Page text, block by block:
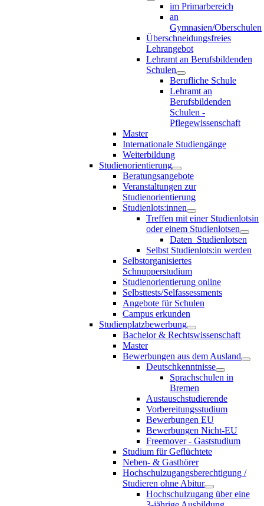
im Primarbereich
an
Gymnasien/Oberschulen
Überschneidungsfreies
Lehrangebot
Lehramt an Berufsbildenden
Schulen
Berufliche Schule
Lehramt an
Berufsbildenden
Schulen -
Pflegewissenschaft
Master
Internationale Studiengänge
Weiterbildung
Studienorientierung
Beratungsangebote
Veranstaltungen zur
Studienorientierung
Studienlots:innen
Treffen mit einer Studienlotsin
oder einem Studienlotsen
Daten_Studienlotsen
Selbst Studienlots:in werden
Selbstorganisiertes
Schnupperstudium
Studienorientierung online
Selbsttests/Selfassessments
Angebote für Schulen
Campus erkunden
Studienplatzbewerbung
Bachelor & Rechtswissenschaft
Master
Bewerbungen aus dem Ausland
Deutschkenntnisse
Sprachschulen in
Bremen
Austauschstudierende
Vorbereitungsstudium
Bewerbungen EU
Bewerbungen Nicht-EU
Freemover - Gaststudium
Studium für Geflüchtete
Neben- & Gasthörer
Hochschulzugangsberechtigung /
Studieren ohne Abitur
Hochschulzugang über eine